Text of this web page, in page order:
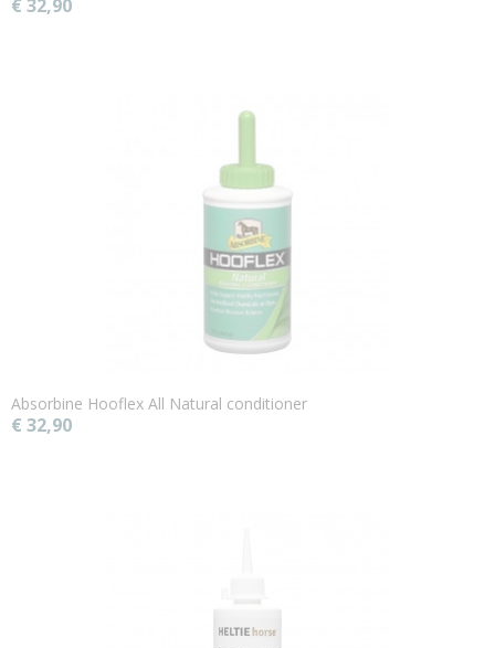
€ 32,90
Absorbine Hooflex All Natural conditioner
€ 32,90